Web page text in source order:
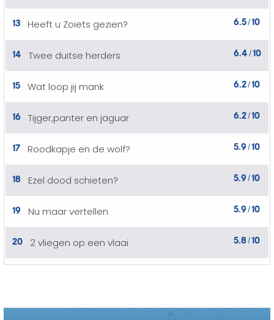
13 Heeft u Zoiets gezien? 6.5/10
14 Twee duitse herders 6.4 /10
15 Wat loop jij mank 6.2/10
16 Tijger,panter en jaguar 6.2/10
17 Roodkapje en de wolf? 5.9 /10
18 Ezel dood schieten? 5.9 /10
19 Nu maar vertellen 5.9 /10
20 2 vliegen op een vlaai 5.8 /10